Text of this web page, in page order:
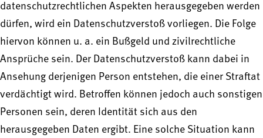
datenschutzrechtlichen Aspekten herausgegeben werden
dürfen, wird ein Datenschutzverstoß vorliegen. Die Folge
hiervon können u. a. ein Bußgeld und zivilrechtliche
Ansprüche sein. Der Datenschutzverstoß kann dabei in
Ansehung derjenigen Person entstehen, die einer Straftat
verdächtigt wird. Betroffen können jedoch auch sonstigen
Personen sein, deren Identität sich aus den
herausgegeben Daten ergibt. Eine solche Situation kann